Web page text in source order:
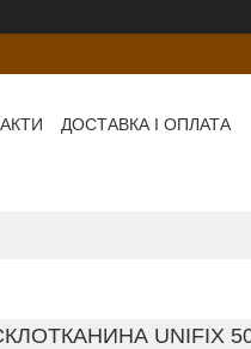
ДОСТАВКА І ОПЛАТА
UNIFIX